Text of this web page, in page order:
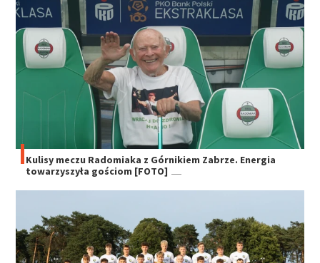
Kulisy meczu Radomiaka z Górnikiem Zabrze. Energia
towarzyszyła gościom [FOTO]